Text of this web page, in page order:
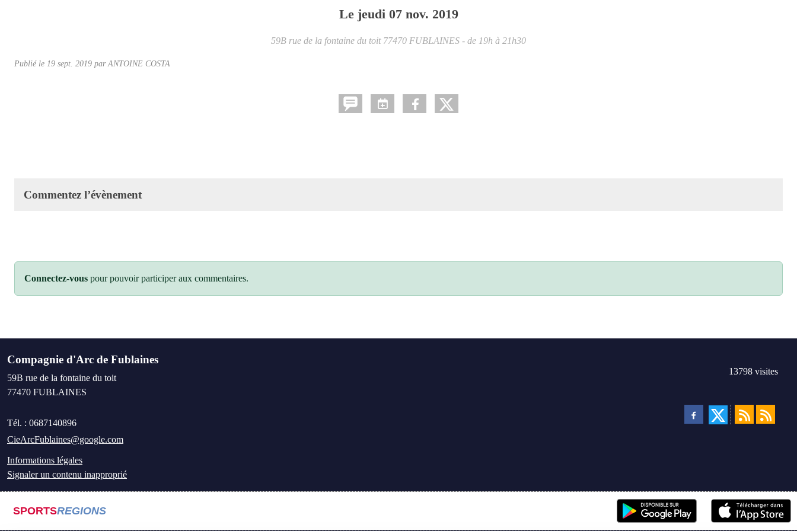
Le jeudi 07 nov. 2019
59B rue de la fontaine du toit 77470 FUBLAINES - de 19h à 21h30
Publié le 19 sept. 2019 par ANTOINE COSTA
Commentez l’évènement
Connectez-vous pour pouvoir participer aux commentaires.
Compagnie d'Arc de Fublaines
59B rue de la fontaine du toit
77470 FUBLAINES
Tél. : 0687140896
CieArcFublaines@google.com
Informations légales
Signaler un contenu inapproprié
13798 visites
SPORTSREGIONS